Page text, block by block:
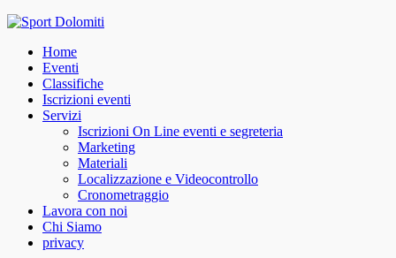
Skip
contentHome
Eventi
Classifiche
Iscrizioni eventi
Servizi
Iscrizioni On Line eventi e segreteria
Marketing
Materiali
Localizzazione e Videocontrollo
Cronometraggio
Lavora con noi
Chi Siamo
privacy